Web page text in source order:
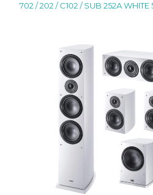
702 / 202 / C102 / SUB 252A WHITE